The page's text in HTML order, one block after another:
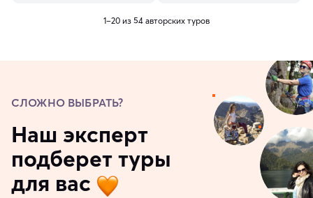
1–20 из 54 авторских туров
СЛОЖНО ВЫБРАТЬ?
Наш эксперт
подберет туры
для вас